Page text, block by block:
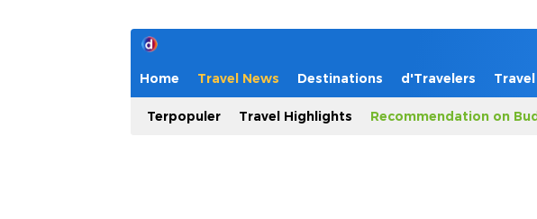
Home Travel News Destinations d'Travelers
Terpopuler Travel Highlights Recommendation on